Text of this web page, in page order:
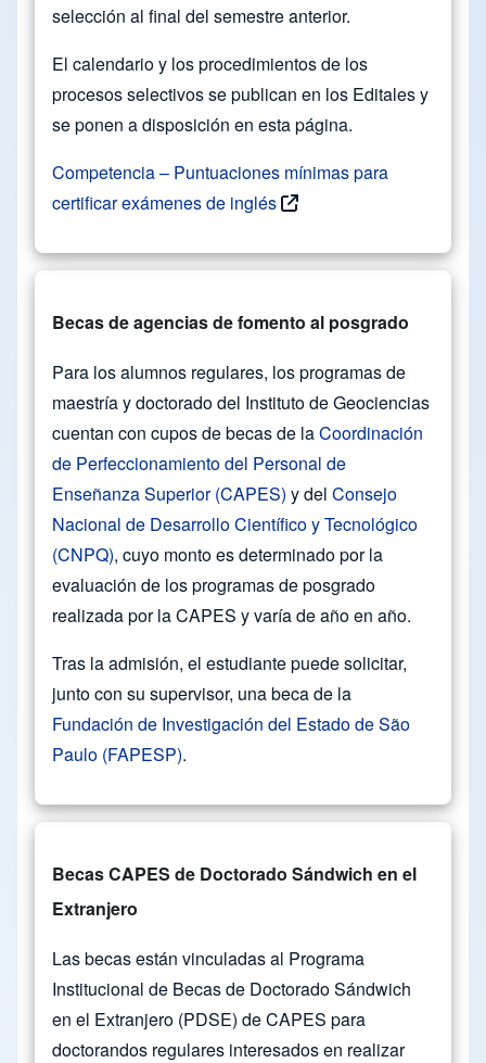
selección al final del semestre anterior.
El calendario y los procedimientos de los
procesos selectivos se publican en los Editales y
se ponen a disposición en esta página.
Competencia – Puntuaciones mínimas para
certificar exámenes de inglés
Becas de agencias de fomento al posgrado
Para los alumnos regulares, los programas de
maestría y doctorado del Instituto de Geociencias
cuentan con cupos de becas de laCoordinación
de Perfeccionamiento del Personal de
Enseñanza Superior (CAPES) y del Consejo
Nacional de Desarrollo Científico y Tecnológico
(CNPQ), cuyo monto es determinado por la
evaluación de los programas de posgrado
realizada por la CAPES y varía de año en año.
Tras la admisión, el estudiante puede solicitar,
junto con su supervisor, una beca de la
Fundación de Investigación del Estado de São
Paulo (FAPESP).
Becas CAPES de Doctorado Sándwich en el
Extranjero
Las becas están vinculadas al Programa
Institucional de Becas de Doctorado Sándwich
en el Extranjero (PDSE) de CAPES para
doctorandos regulares interesados en realizar